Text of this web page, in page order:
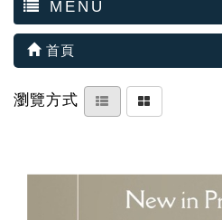
MENU
首頁
瀏覽方式